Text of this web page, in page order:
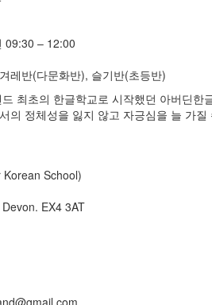
09:30 – 12:00
레반(다문화반), 슬기반(초등반)
최초의 한글학교로 시작했던 아버딘
의 정체성을 잃지 않고 자긍심을 늘 가
School)
EX4 3AT